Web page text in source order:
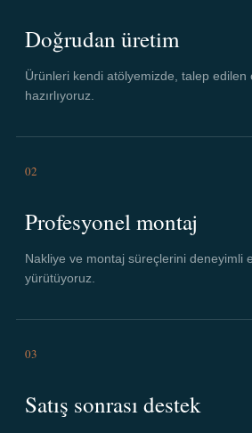
Doğrudan üretim
Ürünleri kendi atölyemizde, talep edilen
hazırlıyoruz.
02
Profesyonel montaj
Nakliye ve montaj süreçlerini deneyimli
yürütüyoruz.
03
Satış sonrası destek